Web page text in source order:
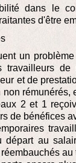
dans le
d'être
un
travailleurs
et de
2 et 1
de bénéfices
départ au